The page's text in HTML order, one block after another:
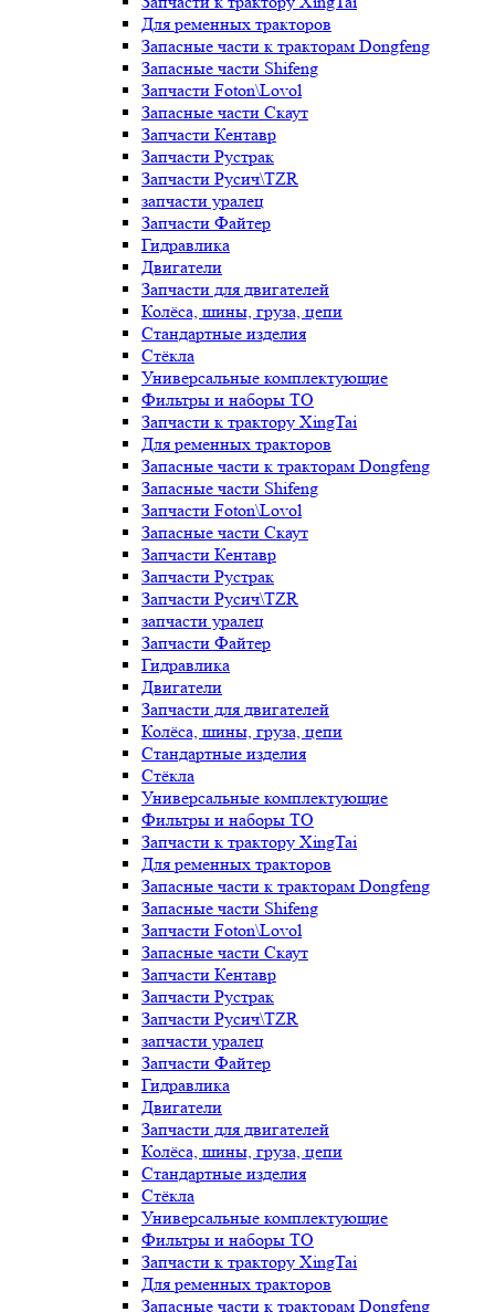
Для ременных тракторов
Запасные части к тракторам Dongfeng
Запасные части Shifeng
Запчасти Foton\Lovol
Запасные части Скаут
Запчасти Кентавр
Запчасти Рустрак
Запчасти Русич\TZR
запчасти уралец
Запчасти Файтер
Гидравлика
Двигатели
Запчасти для двигателей
Колёса, шины, груза, цепи
Стандартные изделия
Стёкла
Универсальные комплектующие
Фильтры и наборы ТО
Запчасти к трактору XingTai
Для ременных тракторов
Запасные части к тракторам Dongfeng
Запасные части Shifeng
Запчасти Foton\Lovol
Запасные части Скаут
Запчасти Кентавр
Запчасти Рустрак
Запчасти Русич\TZR
запчасти уралец
Запчасти Файтер
Гидравлика
Двигатели
Запчасти для двигателей
Колёса, шины, груза, цепи
Стандартные изделия
Стёкла
Универсальные комплектующие
Фильтры и наборы ТО
Запчасти к трактору XingTai
Для ременных тракторов
Запасные части к тракторам Dongfeng
Запасные части Shifeng
Запчасти Foton\Lovol
Запасные части Скаут
Запчасти Кентавр
Запчасти Рустрак
Запчасти Русич\TZR
запчасти уралец
Запчасти Файтер
Гидравлика
Двигатели
Запчасти для двигателей
Колёса, шины, груза, цепи
Стандартные изделия
Стёкла
Универсальные комплектующие
Фильтры и наборы ТО
Запчасти к трактору XingTai
Для ременных тракторов
Запасные части к тракторам Dongfeng